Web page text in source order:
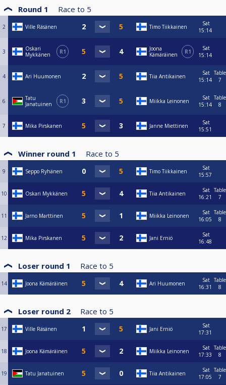
Round 1 Race to 5
2 Ville Räsänen Timo Tiikkainen
Sat
15:14
3
Oskari
Mykkänen
R1
Joona
Kämäräinen
R1
Sat
15:14
4 Ari Huumonen Tiia Antikainen
Sat
15:14
Table
7
6
Tatu
Janatuinen
R1 Miikka Leinonen
Sat
15:14
Table
8
7 Mika Pirskanen Janne Miettinen
Sat
15:51
Winner round 1 Race to 5
9 Seppo Ryhänen Timo Tiikkainen
Sat
15:57
10 Oskari Mykkänen Tiia Antikainen
Sat
16:21
Table
7
11 Jarno Marttinen Miikka Leinonen
Sat
16:05
Table
8
12 Mika Pirskanen Jani Erniö
Sat
16:48
Loser round 1 Race to 5
14 Joona Kämäräinen Ari Huumonen
Sat
16:31
Table
8
Loser round 2 Race to 5
17 Ville Räsänen Jani Erniö
Sat
17:31
18 Joona Kämäräinen Miikka Leinonen
Sat
17:33
Table
8
19 Tatu Janatuinen Tiia Antikainen
Sat
17:05
Table
7